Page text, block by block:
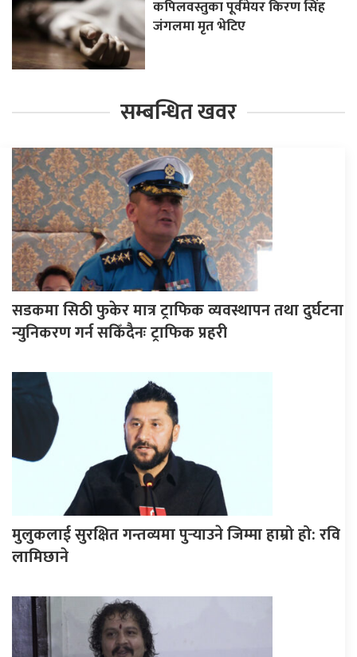
कपिलवस्तुका पूर्वमेयर किरण सिंह
जंगलमा मृत भेटिए
सम्बन्धित खवर
सडकमा सिठी फुकेर मात्र ट्राफिक व्यवस्थापन तथा दुर्घटना
न्युनिकरण गर्न सकिँदैनः ट्राफिक प्रहरी
मुलुकलाई सुरक्षित गन्तव्यमा पुर्‍याउने जिम्मा हाम्रो हो: रवि
लामिछाने